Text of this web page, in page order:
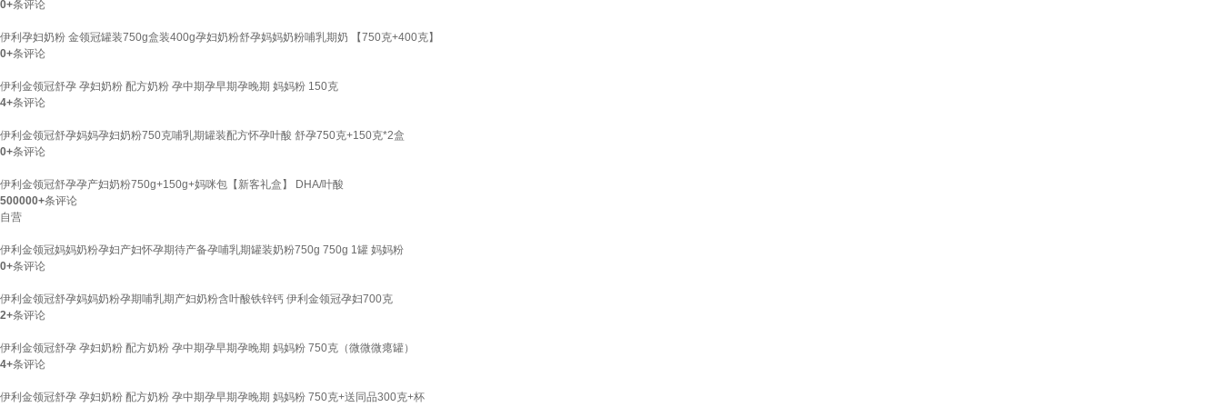
0+条评论
伊利孕妇奶粉 金领冠罐装750g盒装400g孕妇奶粉舒孕妈妈奶粉哺乳期奶 【750克+400克】
0+条评论
伊利金领冠舒孕 孕妇奶粉 配方奶粉 孕中期孕早期孕晚期 妈妈粉 150克
4+条评论
伊利金领冠舒孕妈妈孕妇奶粉750克哺乳期罐装配方怀孕叶酸 舒孕750克+150克*2盒
0+条评论
伊利金领冠舒孕孕产妇奶粉750g+150g+妈咪包【新客礼盒】 DHA/叶酸
500000+条评论
自营
伊利金领冠妈妈奶粉孕妇产妇怀孕期待产备孕哺乳期罐装奶粉750g 750g 1罐 妈妈粉
0+条评论
伊利金领冠舒孕妈妈奶粉孕期哺乳期产妇奶粉含叶酸铁锌钙 伊利金领冠孕妇700克
2+条评论
伊利金领冠舒孕 孕妇奶粉 配方奶粉 孕中期孕早期孕晚期 妈妈粉 750克（微微微瘪罐）
4+条评论
伊利金领冠舒孕 孕妇奶粉 配方奶粉 孕中期孕早期孕晚期 妈妈粉 750克+送同品300克+杯